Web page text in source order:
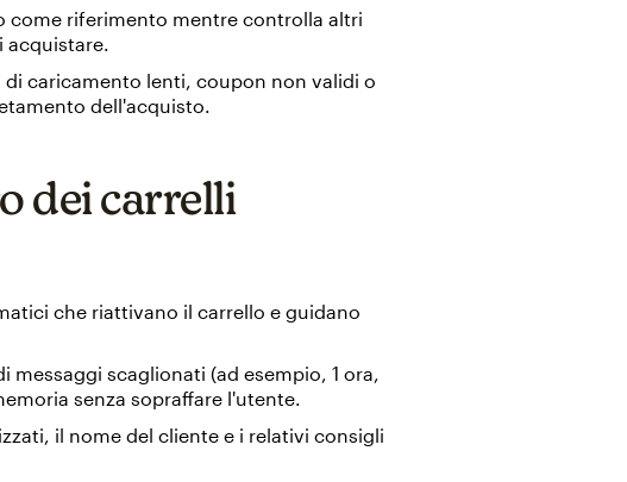
come riferimento mentre controlla altri
acquistare.
caricamento lenti, coupon non validi o
dell'acquisto.
dei carrelli
che riattivano il carrello e guidano
messaggi scaglionati (ad esempio, 1 ora,
senza sopraffare l'utente.
il nome del cliente e i relativi consigli